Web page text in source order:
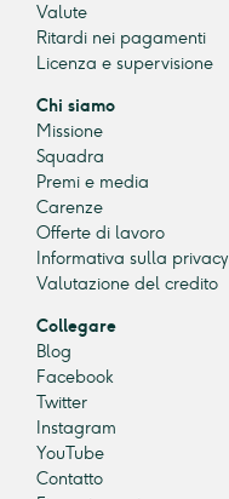
Valute
Ritardi nei pagamenti
Licenza e supervisione
Chi siamo
Missione
Squadra
Premi e media
Carenze
Offerte di lavoro
Informativa sulla privacy
Valutazione del credito
Collegare
Blog
Facebook
Twitter
Instagram
YouTube
Contatto